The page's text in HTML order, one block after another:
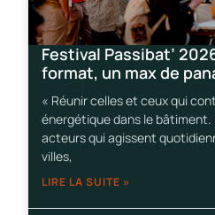
Festival Passibat’
format, un max de
« Réunir celles et ceux qui
énergétique dans le
acteurs qui agissent
villes,
LIRE LA SUITE »